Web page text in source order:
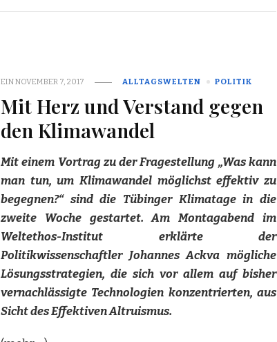
EINNOVEMBER 7, 2017 ALLTAGSWELTEN POLITIK
Mit Herz und Verstand gegen
den Klimawandel
Mit einem Vortrag zu der Fragestellung „Was kann
man tun, um Klimawandel möglichst effektiv zu
begegnen?“ sind die Tübinger Klimatage in die
zweite Woche gestartet. Am Montagabend im
Weltethos-Institut erklärte der
Politikwissenschaftler Johannes Ackva mögliche
Lösungsstrategien, die sich vor allem auf bisher
vernachlässigte Technologien konzentrierten, aus
Sicht des Effektiven Altruismus.